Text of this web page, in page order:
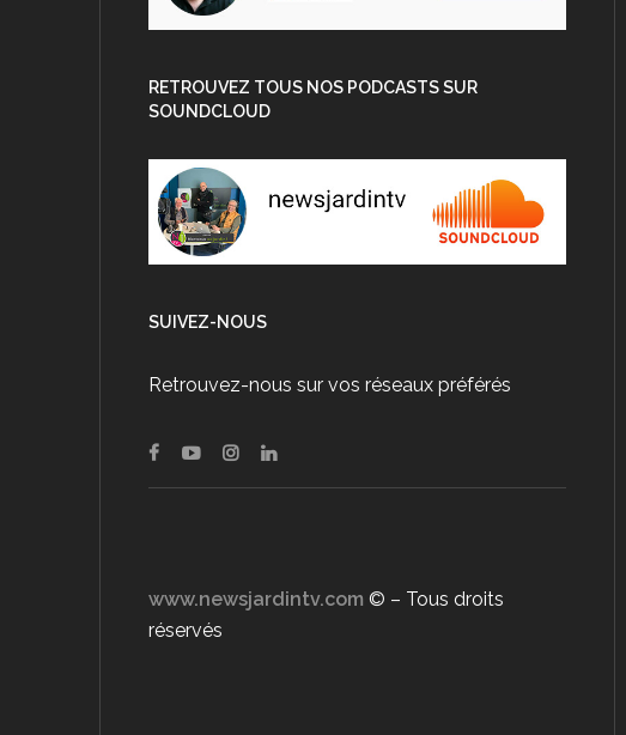
RETROUVEZ TOUS NOS PODCASTS SUR
SOUNDCLOUD
SUIVEZ-NOUS
Retrouvez-nous sur vos réseaux préférés
www.newsjardintv.com © – Tous droits
réservés